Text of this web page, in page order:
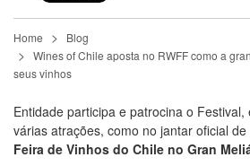
Home
Blog
Wines of Chile aposta no RWFF como a
seus vinhos
Entidade participa e patrocina o
várias atrações, como no jantar oficial
Feira de Vinhos do Chile no Gran